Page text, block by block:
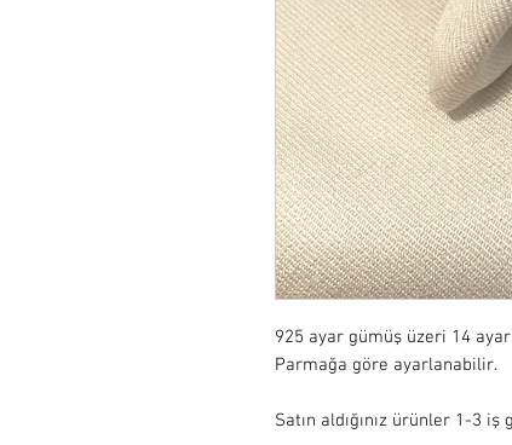
925 ayar gümüş üzeri 14
Parmağa göre ayarlanabilir.
Satın aldığınız ürünler 1-3